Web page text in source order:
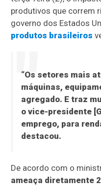
produtivos que correm
governo dos Estados
produtos brasileiros
“Os setores mais
máquinas,
agregado. E traz
o vice-presidente
emprego, para
destacou.
De acordo com o
ameaça diretamente